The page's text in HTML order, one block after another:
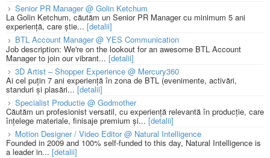
Senior PR Manager @ Golin Ketchum
La Golin Ketchum, căutăm un Senior PR Manager cu minimum 5 ani
experiență, care știe... [detalii]
BTL Account Manager @ YES Communication
Job description: We're on the lookout for an awesome BTL Account
Manager to join our vibrant... [detalii]
3D Artist – Shopper Experience @ Mercury360
Ai cel puțin 7 ani experiență în zona de BTL (evenimente, activări,
standuri și plasări...[detalii]
Specialist Productie @ Godmother
Căutăm un profesionist versatil, cu experiență relevantă în producție, care
înțelege materiale, finisaje premium și... [detalii]
Motion Designer / Video Editor @ Natural Intelligence
Founded in 2009 and 100% self-funded to this day, Natural Intelligence is
a leader in... [detalii]